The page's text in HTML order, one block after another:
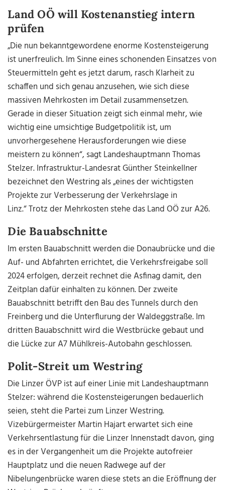
Land OÖ will Kostenanstieg intern
prüfen
„Die nun bekanntgewordene enorme Kostensteigerung
ist unerfreulich. Im Sinne eines schonenden Einsatzes von
Steuermitteln geht es jetzt darum, rasch Klarheit zu
schaffen und sich genau anzusehen, wie sich diese
massiven Mehrkosten im Detail zusammensetzen.
Gerade in dieser Situation zeigt sich einmal mehr, wie
wichtig eine umsichtige Budgetpolitik ist, um
unvorhergesehene Herausforderungen wie diese
meistern zu können“, sagt Landeshauptmann Thomas
Stelzer. Infrastruktur-Landesrat Günther Steinkellner
bezeichnet den Westring als „eines der wichtigsten
Projekte zur Verbesserung der Verkehrslage in
Linz.“ Trotz der Mehrkosten stehe das Land OÖ zur A26.
Die Bauabschnitte
Im ersten Bauabschnitt werden die Donaubrücke und die
Auf- und Abfahrten errichtet, die Verkehrsfreigabe soll
2024 erfolgen, derzeit rechnet die Asfinag damit, den
Zeitplan dafür einhalten zu können. Der zweite
Bauabschnitt betrifft den Bau des Tunnels durch den
Freinberg und die Unterflurung der Waldeggstraße. Im
dritten Bauabschnitt wird die Westbrücke gebaut und
die Lücke zur A7 Mühlkreis-Autobahn geschlossen.
Polit-Streit um Westring
Die Linzer ÖVP ist auf einer Linie mit Landeshauptmann
Stelzer: während die Kostensteigerungen bedauerlich
seien, steht die Partei zum Linzer Westring.
Vizebürgermeister Martin Hajart erwartet sich eine
Verkehrsentlastung für die Linzer Innenstadt davon, ging
es in der Vergangenheit um die Projekte autofreier
Hauptplatz und die neuen Radwege auf der
Nibelungenbrücke waren diese stets an die Eröffnung der